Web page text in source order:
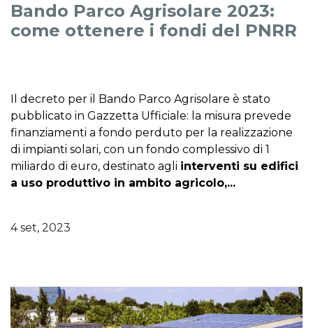
Bando Parco Agrisolare 2023:
come ottenere i fondi del PNRR
Il decreto per il Bando Parco Agrisolare è stato
pubblicato in Gazzetta Ufficiale: la misura prevede
finanziamenti a fondo perduto per la realizzazione
di impianti solari, con un fondo complessivo di 1
miliardo di euro, destinato agli interventi su edifici
a uso produttivo in ambito agricolo,...
4 set, 2023